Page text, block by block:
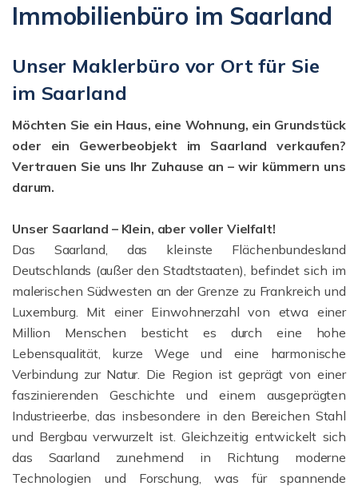
Immobilienbüro im Saarland
Unser Maklerbüro vor Ort für Sie
im Saarland
Möchten Sie ein Haus, eine Wohnung, ein Grundstück
oder ein Gewerbeobjekt im Saarland verkaufen?
Vertrauen Sie uns Ihr Zuhause an – wir kümmern uns
darum.
Unser Saarland – Klein, aber voller Vielfalt!
Das Saarland, das kleinste Flächenbundesland
Deutschlands (außer den Stadtstaaten), befindet sich im
malerischen Südwesten an der Grenze zu Frankreich und
Luxemburg. Mit einer Einwohnerzahl von etwa einer
Million Menschen besticht es durch eine hohe
Lebensqualität, kurze Wege und eine harmonische
Verbindung zur Natur. Die Region ist geprägt von einer
faszinierenden Geschichte und einem ausgeprägten
Industrieerbe, das insbesondere in den Bereichen Stahl
und Bergbau verwurzelt ist. Gleichzeitig entwickelt sich
das Saarland zunehmend in Richtung moderne
Technologien und Forschung, was für spannende